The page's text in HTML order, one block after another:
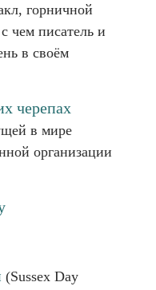
горничной
чем писатель и
в своём
черепах
в мире
организации
(Sussex Day